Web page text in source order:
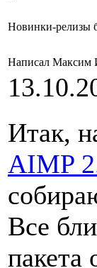
Новинки-релизы
Написал
Итак,
AIMP
Все